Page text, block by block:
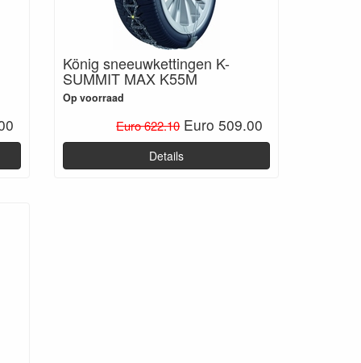
König sneeuwkettingen K-
SUMMIT MAX K55M
Op voorraad
Euro 622.10 Euro 509.00
Details